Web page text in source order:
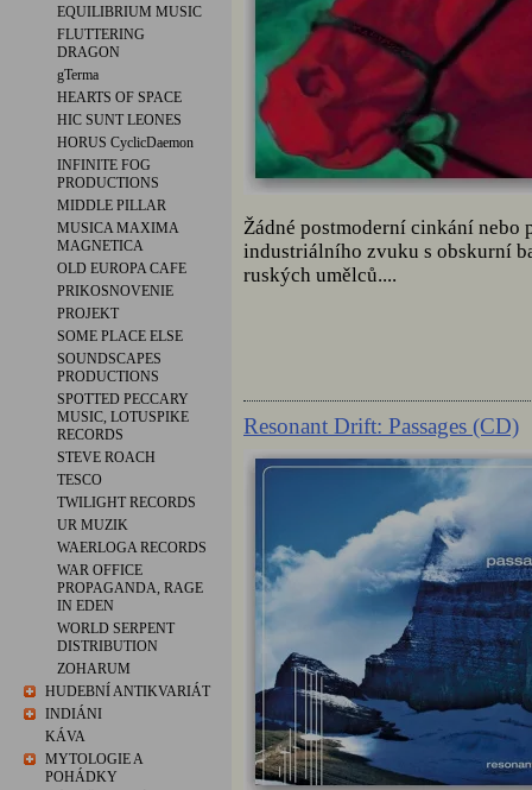
EQUILIBRIUM MUSIC
FLUTTERING
DRAGON
gTerma
HEARTS OF SPACE
HIC SUNT LEONES
HORUS CyclicDaemon
INFINITE FOG
PRODUCTIONS
MIDDLE PILLAR
MUSICA MAXIMA
MAGNETICA
OLD EUROPA CAFE
PRIKOSNOVENIE
PROJEKT
SOME PLACE ELSE
SOUNDSCAPES
PRODUCTIONS
SPOTTED PECCARY
MUSIC, LOTUSPIKE
RECORDS
STEVE ROACH
TESCO
TWILIGHT RECORDS
UR MUZIK
WAERLOGA RECORDS
WAR OFFICE
PROPAGANDA, RAGE
IN EDEN
WORLD SERPENT
DISTRIBUTION
ZOHARUM
HUDEBNÍ ANTIKVARIÁT
INDIÁNI
KÁVA
MYTOLOGIE A
POHÁDKY
Žádné postmoderní cinkání nebo
industriálního zvuku s obskurní
ruských umělců....
Resonant Drift: Passages (CD)